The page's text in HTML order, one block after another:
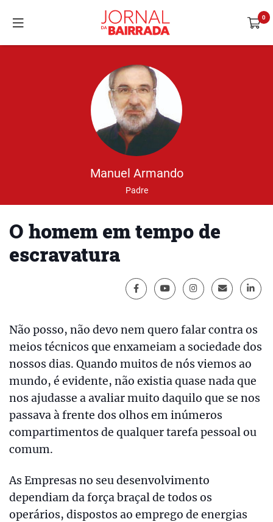
Manuel Armando
Padre
O homem em tempo de
escravatura
Não posso, não devo nem quero falar contra os
meios técnicos que enxameiam a sociedade dos
nossos dias. Quando muitos de nós viemos ao
mundo, é evidente, não existia quase nada que
nos ajudasse a avaliar muito daquilo que se nos
passava à frente dos olhos em inúmeros
compartimentos de qualquer tarefa pessoal ou
comum.
As Empresas no seu desenvolvimento
dependiam da força braçal de todos os
operários, dispostos ao emprego de energias